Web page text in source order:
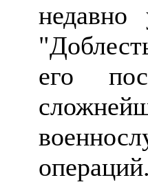
недавно
его